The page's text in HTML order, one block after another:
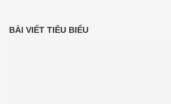
BÀI VIẾT TIÊU BIỂU